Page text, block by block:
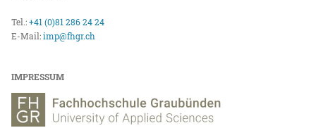
Tel.:+41 (0)81 286 24 24
E-Mail:imp@fhgr.ch
IMPRESSUM